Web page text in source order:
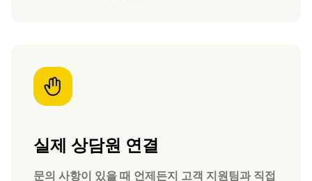
실제 상담원 연결
문의 사항이 있을 때 언제든지 고객 지원팀과 직접